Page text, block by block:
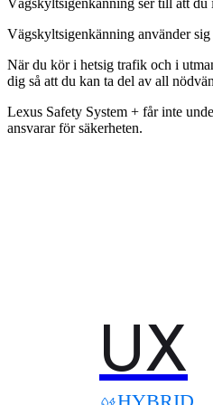
Vägskyltsigenkänning använder
När du kör i hetsig trafik och i
dig så att du kan ta del av all
Lexus Safety System + får inte
ansvarar för säkerheten.
UX